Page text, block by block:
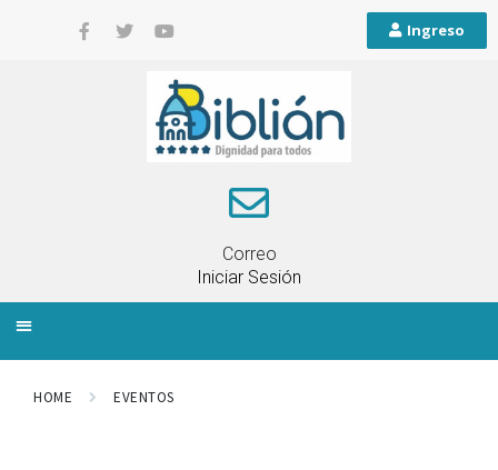
Ingreso
Correo
Iniciar Sesión
HOME EVENTOS